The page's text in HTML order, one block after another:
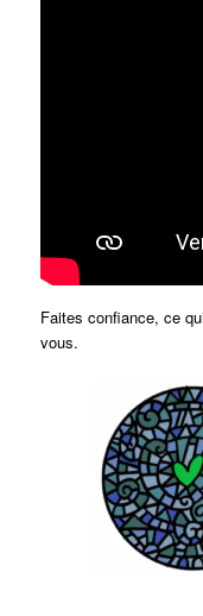
Faites confiance, ce
vous.